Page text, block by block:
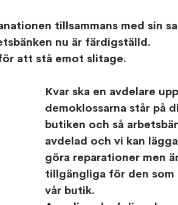
tillsammans med sin
nu är färdigställd.
att stå emot slitage.
Kvar ska en avdelare
demoklossarna står på
butiken och så
avdelad och vi kan
göra reparationer men
tillgängliga för den som
vår butik.